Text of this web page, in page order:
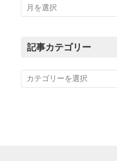
ま
買
績
記事カテゴリー
事
カ